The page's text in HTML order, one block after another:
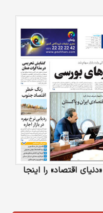
اقتصاد» را اینجا